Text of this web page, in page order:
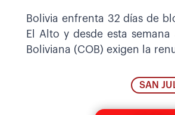
Bolivia enfrenta 32 días de
El Alto y desde esta
Boliviana (COB) exigen la
SAN